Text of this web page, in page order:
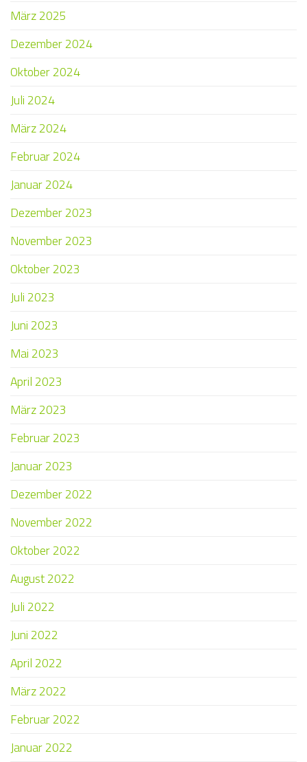
März 2025
Dezember 2024
Oktober 2024
Juli 2024
März 2024
Februar 2024
Januar 2024
Dezember 2023
November 2023
Oktober 2023
Juli 2023
Juni 2023
Mai 2023
April 2023
März 2023
Februar 2023
Januar 2023
Dezember 2022
November 2022
Oktober 2022
August 2022
Juli 2022
Juni 2022
April 2022
März 2022
Februar 2022
Januar 2022